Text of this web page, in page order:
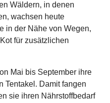
Wäldern, in denen
wachsen heute
in der Nähe von Wegen,
für zusätzlichen
Mai bis September ihre
Tentakel. Damit fangen
sie ihren Nährstoffbedarf